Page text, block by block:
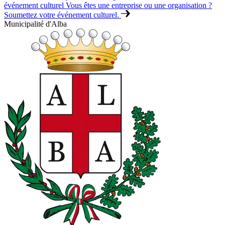
événement culturel Vous êtes une entreprise ou une organisation ?
Soumettez votre événement culturel.
Municipalité d'Alba